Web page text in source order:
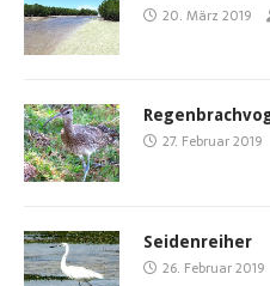
20. März 2019
27. Februar 2019
Seidenreiher
26. Februar 2019